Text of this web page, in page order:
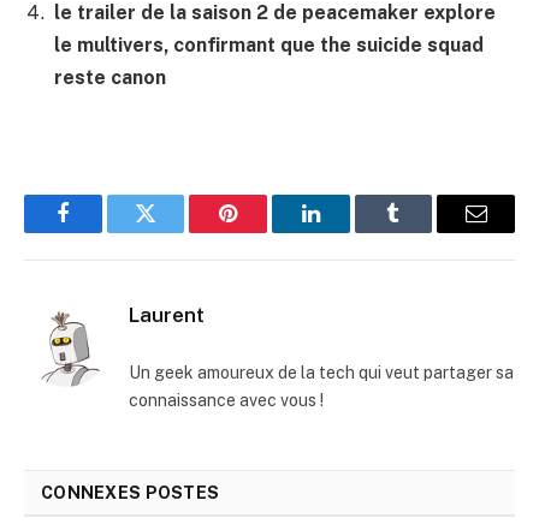
le trailer de la saison 2 de peacemaker explore
le multivers, confirmant que the suicide squad
reste canon
FacebookTwitter Pinterest LinkedInTumblr
E-
Laurent
Un geek amoureux de la tech qui veut partager sa
connaissance avec vous !
CONNEXES POSTES